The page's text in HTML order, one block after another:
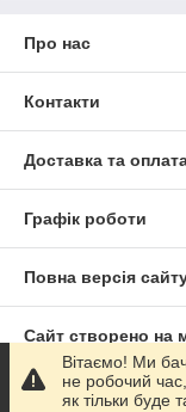
Про нас
Контакти
Доставка та
Графік роботи
Повна версія
Сайт створено на
Політика
Вітаємо! Ми
не робочий
як тільки буде